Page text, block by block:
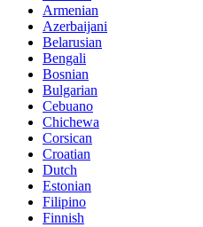
Armenian
Azerbaijani
Belarusian
Bengali
Bosnian
Bulgarian
Cebuano
Chichewa
Corsican
Croatian
Dutch
Estonian
Filipino
Finnish